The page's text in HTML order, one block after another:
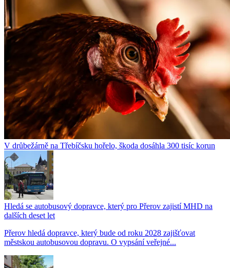
V drůbežárně na Třebíčsku hořelo, škoda dosáhla 300 tisíc korun
Hledá se autobusový dopravce, který pro Přerov zajistí MHD na
dalších deset let
Přerov hledá dopravce, který bude od roku 2028 zajišťovat
městskou autobusovou dopravu. O vypsání veřejné...